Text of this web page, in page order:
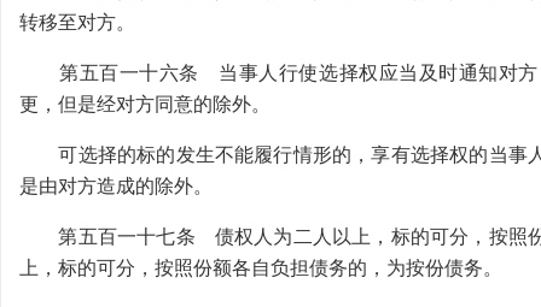
转移至对方。
第五百一十六条 当事人行使选择权应当及时通知对方
更，但是经对方同意的除外。
可选择的标的发生不能履行情形的，享有选择权的当事
是由对方造成的除外。
第五百一十七条 债权人为二人以上，标的可分，按照份
上，标的可分，按照份额各自负担债务的，为按份债务。